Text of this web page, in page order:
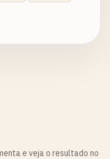
e veja o resultado no